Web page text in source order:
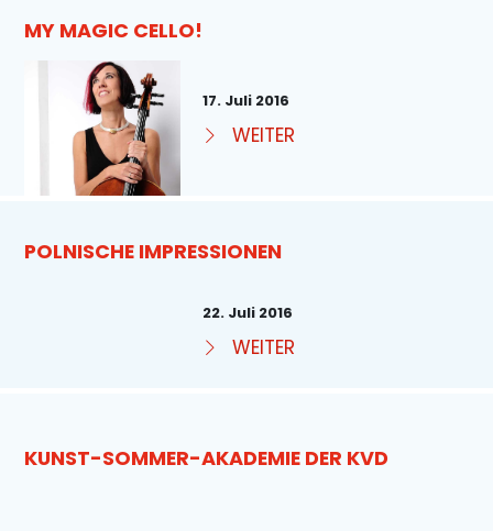
MY MAGIC CELLO!
17. Juli 2016
WEITER
POLNISCHE IMPRESSIONEN
22. Juli 2016
WEITER
KUNST-SOMMER-AKADEMIE DER KVD